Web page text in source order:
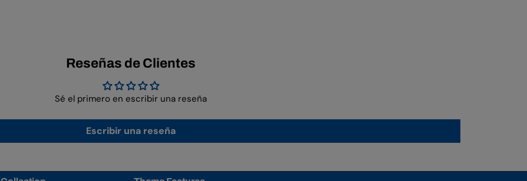
Reseñas de Clientes
Sé el primero en escribir una reseña
Escribir una reseña